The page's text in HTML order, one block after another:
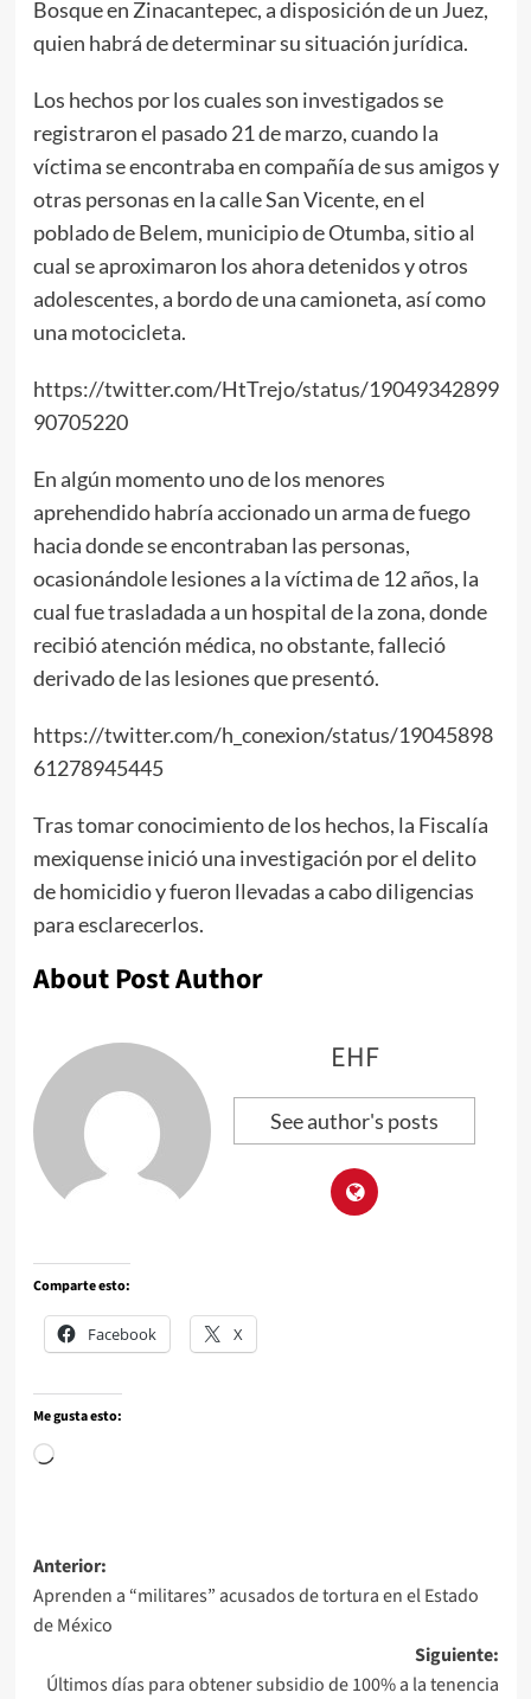
Bosque en Zinacantepec, a disposición de un Juez,
quien habrá de determinar su situación jurídica.
Los hechos por los cuales son investigados se
registraron el pasado 21 de marzo, cuando la
víctima se encontraba en compañía de sus amigos y
otras personas en la calle San Vicente, en el
poblado de Belem, municipio de Otumba, sitio al
cual se aproximaron los ahora detenidos y otros
adolescentes, a bordo de una camioneta, así como
una motocicleta.
https://twitter.com/HtTrejo/status/19049342899
90705220
En algún momento uno de los menores
aprehendido habría accionado un arma de fuego
hacia donde se encontraban las personas,
ocasionándole lesiones a la víctima de 12 años, la
cual fue trasladada a un hospital de la zona, donde
recibió atención médica, no obstante, falleció
derivado de las lesiones que presentó.
https://twitter.com/h_conexion/status/19045898
61278945445
Tras tomar conocimiento de los hechos, la Fiscalía
mexiquense inició una investigación por el delito
de homicidio y fueron llevadas a cabo diligencias
para esclarecerlos.
About Post Author
EHF
See author's posts
Comparte esto:
Facebook X
Me gusta esto:
Anterior:
Aprenden a “militares” acusados de tortura en el Estado
de México
Siguiente:
Últimos días para obtener subsidio de 100% a la tenencia